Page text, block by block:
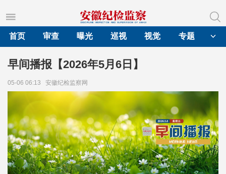
首页
审查 曝光 巡视 视觉 专题
早间播报【2026年5月6日】
05-06 06:13 安徽纪检监察网